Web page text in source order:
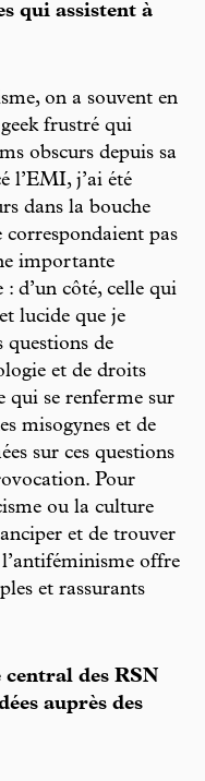
qui assistent à
on a souvent en
frustré qui
obscurs depuis sa
l’EMI, j’ai été
dans la bouche
correspondaient pas
importante
: d’un côté, celle qui
lucide que je
questions de
et de droits
qui se renferme sur
misogynes et de
sur ces questions
Pour
ou la culture
et de trouver
l’antiféminisme offre
et rassurants
central des RSN
auprès des